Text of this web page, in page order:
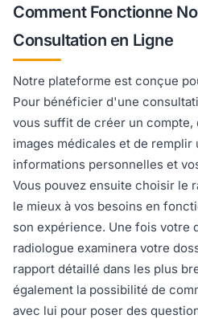
Comment Fonctionne
Consultation en Ligne
Notre plateforme est conçue
Pour bénéficier d'une
vous suffit de créer un compte,
images médicales et de
informations personnelles et
Vous pouvez ensuite choisir le
le mieux à vos besoins en
son expérience. Une fois votre
radiologue examinera votre
rapport détaillé dans les plus
également la possibilité de
avec lui pour poser des